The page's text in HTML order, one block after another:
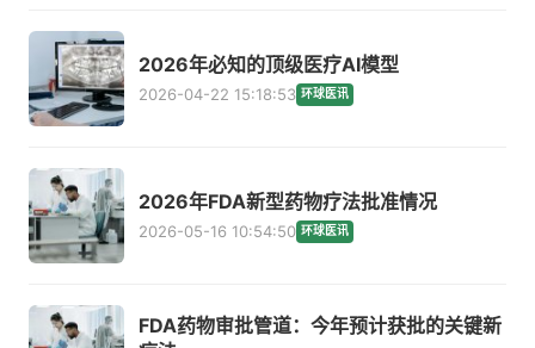
2026年必知的顶级医疗AI模型
2026-04-22 15:18:53 环球医讯
2026年FDA新型药物疗法批准情况
2026-05-16 10:54:50 环球医讯
FDA药物审批管道：今年预计获批的关键新